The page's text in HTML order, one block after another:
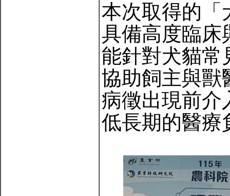
本次取得的「
具備高度臨床
能針對犬貓常
協助飼主與獸
病徵出現前介
低長期的醫療